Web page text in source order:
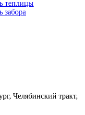
теплицы
забора
Челябинский тракт,